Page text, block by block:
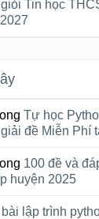
Tin học
Tự học
đề Miễn Phí
100 đề và
huyện 2025
lập trình